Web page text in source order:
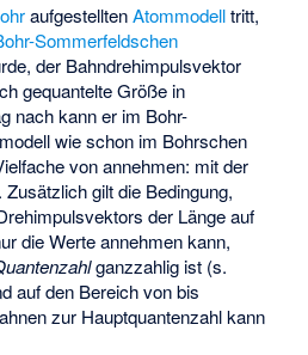
aufgestelltenAtommodelltritt,
Sommerfeldschen
der Bahndrehimpulsvektor
gequantelte Größe in
nach kann er im Bohr-
wie schon im Bohrschen
vonannehmen: mit der
. Zusätzlich gilt die Bedingung,
der Längeauf
die Werteannehmen kann,
ganzzahlig ist (s.
auf den Bereich vonbis
zur Hauptquantenzahlkann